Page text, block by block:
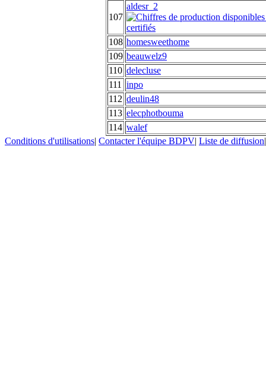
107
aldesr_2
108 homesweethome
109 beauwelz9
110 delecluse
111
inpo
112 deulin48
113 elecphotbouma
114 walef
Conditions d'utilisations| Contacter l'équipe BDPV| Liste de diffusion